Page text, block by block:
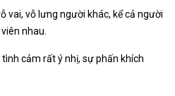
vai, vỗ lưng người khác, kể cả người
nhau.
cảm rất ý nhị, sự phấn khích